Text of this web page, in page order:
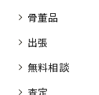
骨董品
出張
無料相談
査定